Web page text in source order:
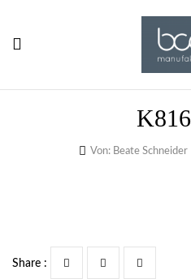
Von: Beate Schneider
Share :